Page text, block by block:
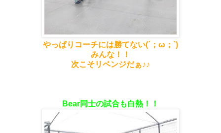
やっぱりコーチには勝てない(´；ω；`)
みんな！！
次こそリベンジだぁ♪♪
Bear同士の試合も白熱！！